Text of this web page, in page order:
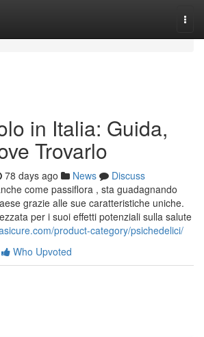
in Italia: Guida,
Trovarlo
78 days ago News
Discuss
come passiflora , sta guadagnando
grazie alle sue caratteristiche uniche.
per i suoi effetti potenziali sulla salute
product-category/psichedelici/
Who Upvoted